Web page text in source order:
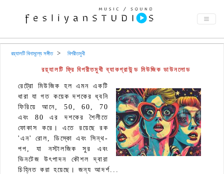
রয়্যালটি বিনামূল্যে সঙ্গীত বিপরীতমুখী
রয়্যালটি ফ্রি বিপরীতমুখী ব্যাকগ্রাউন্ড মিউজিক ডাউনলোড
রেট্রো মিউজিক হল এমন একটি
ধারা যা গত কয়েক দশকের ধ্বনি
ফিরিয়ে আনে, 50, 60, 70
এবং 80 এর দশকের শৈলীতে
ফোকাস করে। এতে রয়েছে রক
'এন' রোল, ডিস্কো এবং সিন্থ-
পপ, যা নস্টালজিক সুর এবং
ভিনটেজ উৎপাদন কৌশল দ্বারা
চিহ্নিত করা হয়েছে। জন্য আদর্শ...